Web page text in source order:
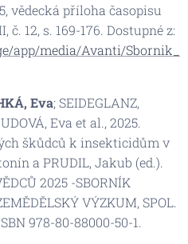
vědecká příloha časopisu
č. 12, s. 169-176. Dostupné z:
app/media/Avanti/Sbornik_
Eva; SEIDEGLANZ,
Eva et al., 2025.
škůdců k insekticidům v
a PRUDIL, Jakub (ed.).
2025 -SBORNÍK
VÝZKUM, SPOL.
978-80-88000-50-1.